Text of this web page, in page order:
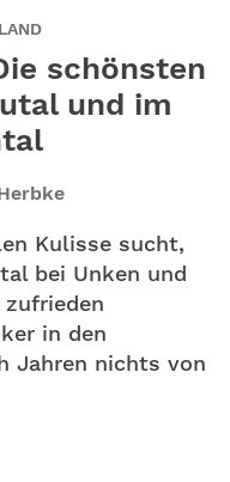
schönsten
und im
Kulisse sucht,
bei Unken und
zufrieden
in den
Jahren nichts von